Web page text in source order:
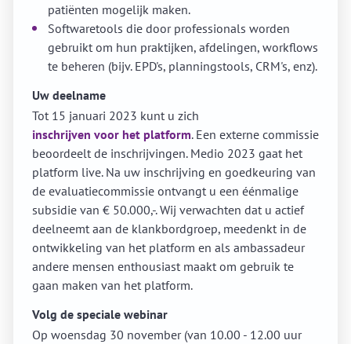
patiënten mogelijk maken.
Softwaretools die door professionals worden
gebruikt om hun praktijken, afdelingen, workflows
te beheren (bijv. EPD's, planningstools, CRM's, enz).
Uw deelname
Tot 15 januari 2023 kunt u zich
inschrijven voor het platform. Een externe commissie
beoordeelt de inschrijvingen. Medio 2023 gaat het
platform live. Na uw inschrijving en goedkeuring van
de evaluatiecommissie ontvangt u een éénmalige
subsidie van € 50.000,-. Wij verwachten dat u actief
deelneemt aan de klankbordgroep, meedenkt in de
ontwikkeling van het platform en als ambassadeur
andere mensen enthousiast maakt om gebruik te
gaan maken van het platform.
Volg de speciale webinar
Op woensdag 30 november (van 10.00 - 12.00 uur